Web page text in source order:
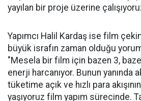
yayılan bir proje üzerine
Yapımcı Halil Kardaş ise film
büyük israfın zaman olduğu
"Mesela bir film için bazen 3,
enerji harcanıyor. Bunun
tüketime açık ve hızlı para
yaşıyoruz film yapım sürecinde.